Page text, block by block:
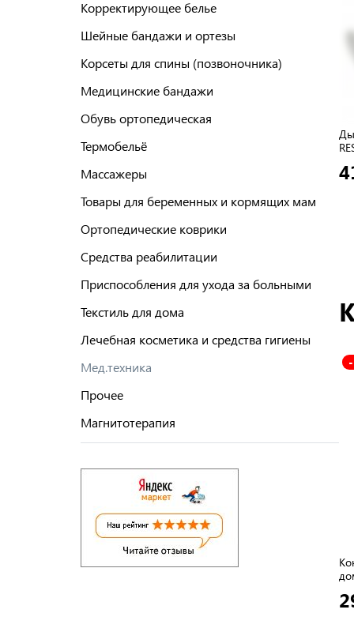
Корректирующее белье
Шейные бандажи и ортезы
Корсеты для спины (позвоночника)
Медицинские бандажи
Обувь ортопедическая
Термобельё
Массажеры
Товары для беременных и кормящих мам
Ортопедические коврики
Средства реабилитации
Приспособления для ухода за больными
Текстиль для дома
Лечебная косметика и средства гигиены
Мед.техника
Прочее
Магнитотерапия